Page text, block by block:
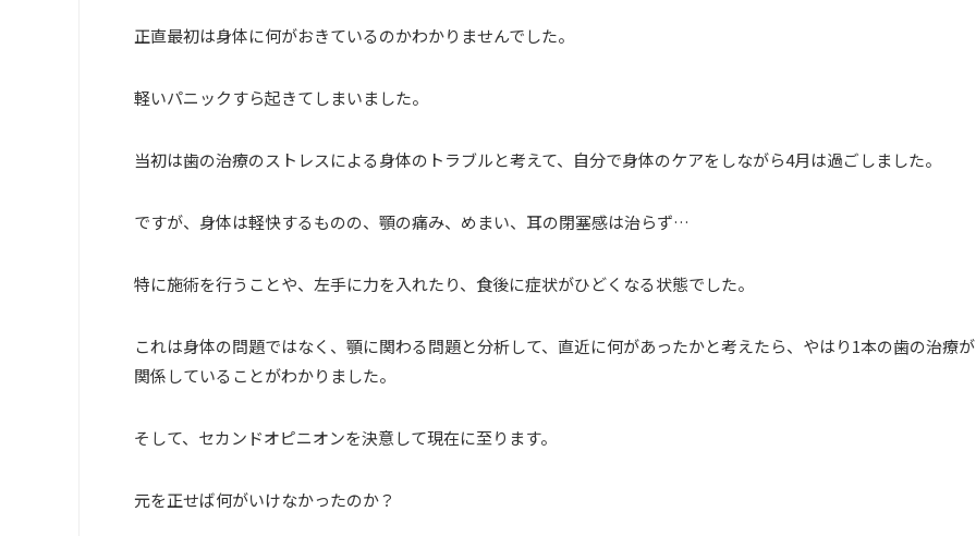
正直最初は身体に何がおきているのかわかりませんでした。
軽いパニックすら起きてしまいました。
当初は歯の治療のストレスによる身体のトラブルと考えて、自分で身体のケアをしながら4月は過ごしました。
ですが、身体は軽快するものの、顎の痛み、めまい、耳の閉塞感は治らず…
特に施術を行うことや、左手に力を入れたり、食後に症状がひどくなる状態でした。
これは身体の問題ではなく、顎に関わる問題と分析して、直近に何があったかと考えたら、やはり1本の歯の治療が
関係していることがわかりました。
そして、セカンドオピニオンを決意して現在に至ります。
元を正せば何がいけなかったのか？